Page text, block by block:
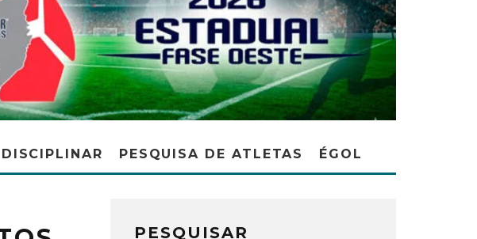
PESQUISA DE ATLETAS ÉGOL
PESQUISAR